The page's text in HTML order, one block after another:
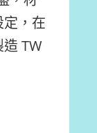
，在
TW